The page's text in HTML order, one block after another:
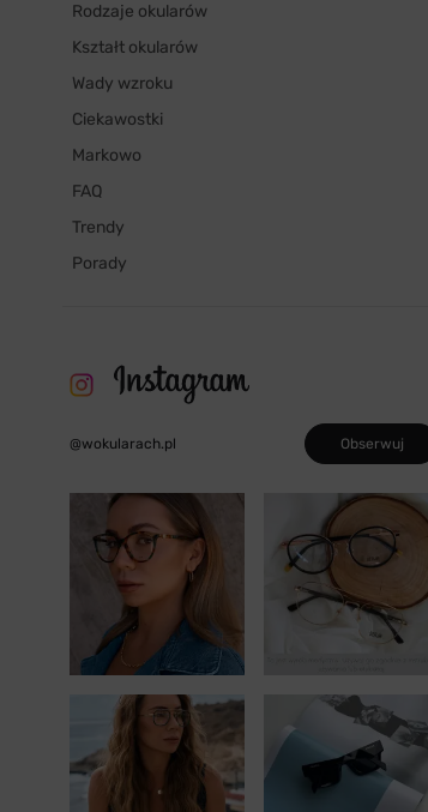
Rodzaje okularów
Kształt okularów
Wady wzroku
Ciekawostki
Markowo
FAQ
Trendy
Porady
@wokularach.pl Obserwuj